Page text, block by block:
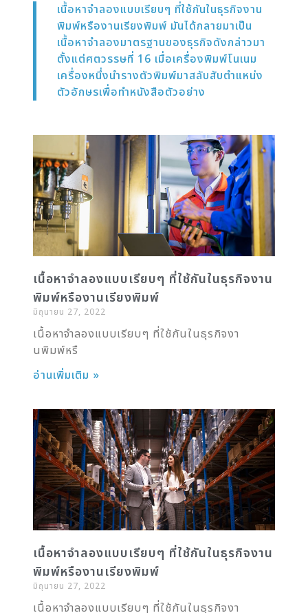
เนื้อหาจำลองแบบเรียบๆ ที่ใช้กันในธุรกิจงาน
พิมพ์หรืองานเรียงพิมพ์ มันได้กลายมาเป็น
เนื้อหาจำลองมาตรฐานของธุรกิจดังกล่าวมา
ตั้งแต่ศตวรรษที่ 16 เมื่อเครื่องพิมพ์โนเนม
เครื่องหนึ่งนำรางตัวพิมพ์มาสลับสับตำแหน่ง
ตัวอักษรเพื่อทำหนังสือตัวอย่าง
เนื้อหาจำลองแบบเรียบๆ ที่ใช้กันในธุรกิจงาน
พิมพ์หรืองานเรียงพิมพ์
มิถุนายน 27, 2022
เนื้อหาจำลองแบบเรียบๆ ที่ใช้กันในธุรกิจงา
นพิมพ์หรื
อ่านเพิ่มเติม »
เนื้อหาจำลองแบบเรียบๆ ที่ใช้กันในธุรกิจงาน
พิมพ์หรืองานเรียงพิมพ์
มิถุนายน 27, 2022
เนื้อหาจำลองแบบเรียบๆ ที่ใช้กันในธุรกิจงา